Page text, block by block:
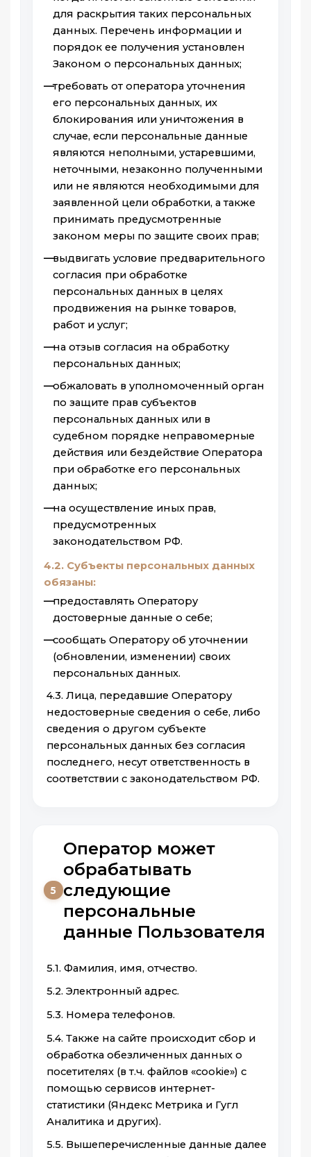
для раскрытия таких персональных
данных. Перечень информации и
порядок ее получения установлен
Законом о персональных данных;
требовать от оператора уточнения
его персональных данных, их
блокирования или уничтожения в
случае, если персональные данные
являются неполными, устаревшими,
неточными, незаконно полученными
или не являются необходимыми для
заявленной цели обработки, а также
принимать предусмотренные
законом меры по защите своих прав;
выдвигать условие предварительного
согласия при обработке
персональных данных в целях
продвижения на рынке товаров,
работ и услуг;
на отзыв согласия на обработку
персональных данных;
обжаловать в уполномоченный орган
по защите прав субъектов
персональных данных или в
судебном порядке неправомерные
действия или бездействие Оператора
при обработке его персональных
данных;
на осуществление иных прав,
предусмотренных
законодательством РФ.
4.2. Субъекты персональных данных
обязаны:
предоставлять Оператору
достоверные данные о себе;
сообщать Оператору об уточнении
(обновлении, изменении) своих
персональных данных.
4.3. Лица, передавшие Оператору
недостоверные сведения о себе, либо
сведения о другом субъекте
персональных данных без согласия
последнего, несут ответственность в
соответствии с законодательством РФ.
5
Оператор может
обрабатывать
следующие
персональные
данные Пользователя
5.1. Фамилия, имя, отчество.
5.2. Электронный адрес.
5.3. Номера телефонов.
5.4. Также на сайте происходит сбор и
обработка обезличенных данных о
посетителях (в т.ч. файлов «cookie») с
помощью сервисов интернет-
статистики (Яндекс Метрика и Гугл
Аналитика и других).
5.5. Вышеперечисленные данные далее